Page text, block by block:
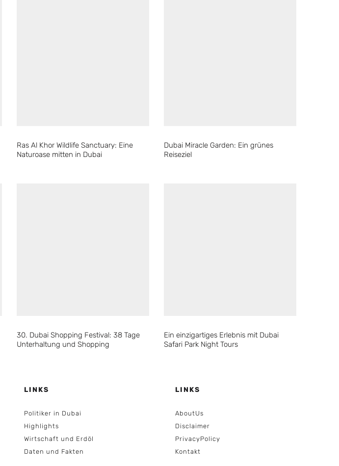
Ras Al Khor Wildlife Sanctuary: Eine
Naturoase mitten in Dubai
Dubai Miracle Garden: Ein grünes
Reiseziel
30. Dubai Shopping Festival: 38 Tage
Unterhaltung und Shopping
Ein einzigartiges Erlebnis mit Dubai
Safari Park Night Tours
LINKS
Politiker in Dubai
Highlights
Wirtschaft und Erdöl
Daten und Fakten
LINKS
AboutUs
Disclaimer
PrivacyPolicy
Kontakt